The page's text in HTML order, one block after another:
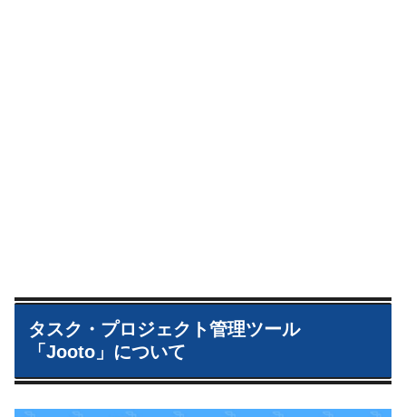
タスク・プロジェクト管理ツール
「Jooto」について